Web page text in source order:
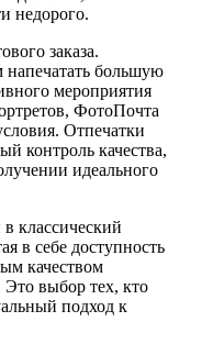
недорого.
заказа.
большую
мероприятия
ФотоПочта
Отпечатки
контроль качества,
идеального
классический
в себе доступность
качеством
Это выбор тех, кто
подход к